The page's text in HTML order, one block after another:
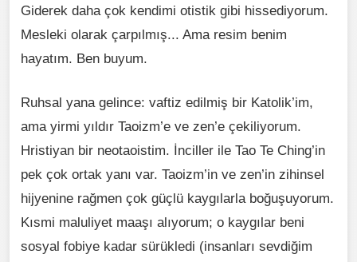
Giderek daha çok kendimi otistik gibi hissediyorum.
Mesleki olarak çarpılmış... Ama resim benim
hayatım. Ben buyum.
Ruhsal yana gelince: vaftiz edilmiş bir Katolik’im,
ama yirmi yıldır Taoizm’e ve zen’e çekiliyorum.
Hristiyan bir neotaoistim. İnciller ile Tao Te Ching’in
pek çok ortak yanı var. Taoizm’in ve zen’in zihinsel
hijyenine rağmen çok güçlü kaygılarla boğuşuyorum.
Kısmi maluliyet maaşı alıyorum; o kaygılar beni
sosyal fobiye kadar sürükledi (insanları sevdiğim